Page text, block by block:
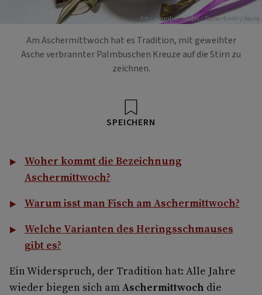
Foto: mauritius images / Zoonar GmbH / Alamy
Am Aschermittwoch hat es Tradition, mit geweihter
Asche verbrannter Palmbuschen Kreuze auf die Stirn zu
zeichnen.
SPEICHERN
Woher kommt die Bezeichnung
Aschermittwoch?
Warum isst man Fisch am Aschermittwoch?
Welche Varianten des Heringsschmauses
gibt es?
Ein Widerspruch, der Tradition hat: Alle Jahre
wieder biegen sich amAschermittwoch die